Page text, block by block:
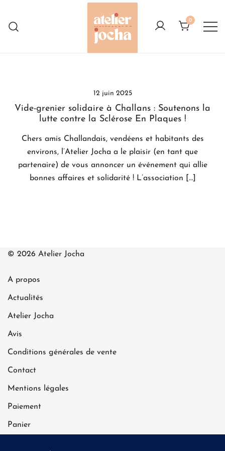
content
0
12 juin 2025
Vide-grenier solidaire à Challans : Soutenons la
lutte contre la Sclérose En Plaques !
Chers amis Challandais, vendéens et habitants des
environs, l’Atelier Jocha a le plaisir (en tant que
partenaire) de vous annoncer un événement qui allie
bonnes affaires et solidarité ! L’association […]
© 2026 Atelier Jocha
A propos
Actualités
Atelier Jocha
Avis
Conditions générales de vente
Contact
Mentions légales
Paiement
Panier